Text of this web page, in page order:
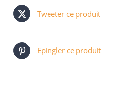
Tweeter ce produit
Épingler ce produit